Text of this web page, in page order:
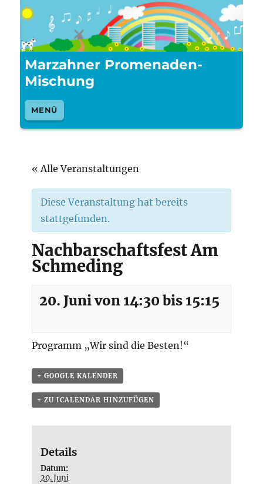
Marzahner Promenaden-
Mischung
MENÜ
« Alle Veranstaltungen
Diese Veranstaltung hat bereits
stattgefunden.
Nachbarschaftsfest Am
Schmeding
20. Juni von 14:30 bis 15:15
Programm „Wir sind die Besten!“
+ GOOGLE KALENDER
+ ZU ICALENDAR HINZUFÜGEN
Details
Datum:
20. Juni